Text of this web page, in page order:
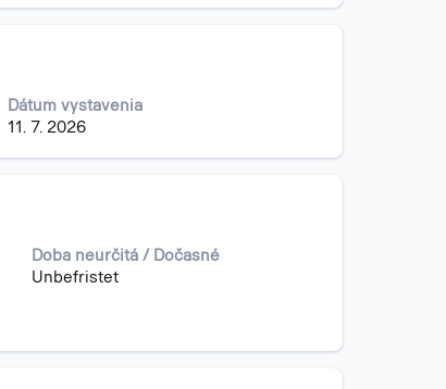
Dátum vystavenia
11. 7. 2026
Doba neurčitá / Dočasné
Unbefristet